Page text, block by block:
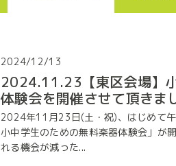
2024/12/13
2024.11.23【東区会場】
体験会を開催させて頂きま
2024年11月23日(土・祝)、はじめて
小中学生のための無料楽器体験会」が
れる機会が減った...